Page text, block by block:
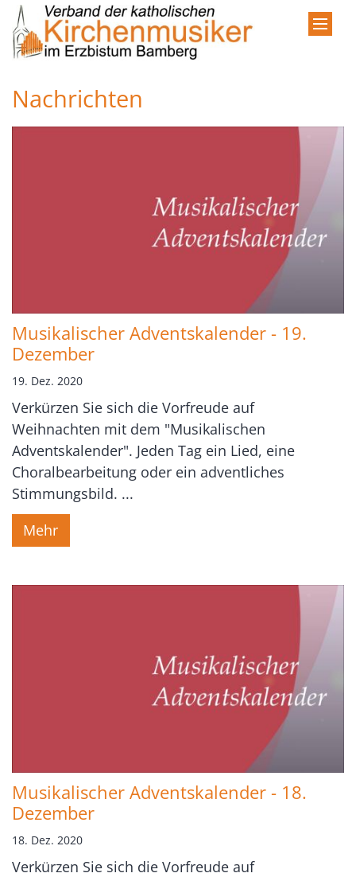
Zum Inhalt springen
Nachrichten
Musikalischer Adventskalender - 19.
Dezember
19. Dez. 2020
Verkürzen Sie sich die Vorfreude auf
Weihnachten mit dem "Musikalischen
Adventskalender". Jeden Tag ein Lied, eine
Choralbearbeitung oder ein adventliches
Stimmungsbild. ...
Mehr
Musikalischer Adventskalender - 18.
Dezember
18. Dez. 2020
Verkürzen Sie sich die Vorfreude auf